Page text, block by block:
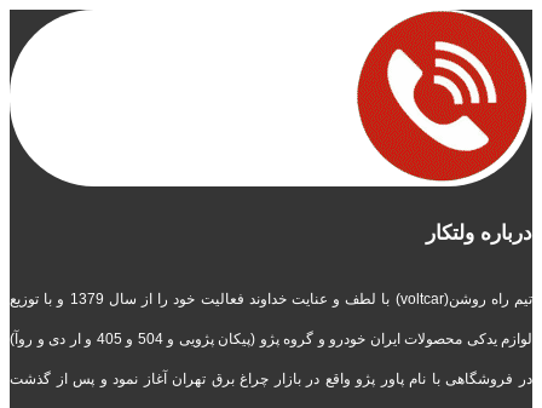
درباره ولتکار
تیم راه روشن(voltcar) با لطف و عنایت خداوند فعالیت خود را از سال 1379 و با توزیع
لوازم یدکی محصولات ایران خودرو و گروه پژو (پیکان پژویی و 504 و 405 و ار دی و روآ)
در فروشگاهی با نام پاور پژو واقع در بازار چراغ برق تهران آغاز نمود و پس از گذشت